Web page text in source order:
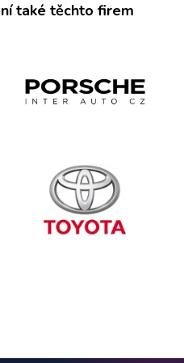
také těchto firem